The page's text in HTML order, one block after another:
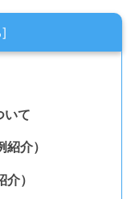
いて
介）
）